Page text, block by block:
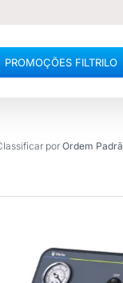
PROMOÇÕES FILTRILO
porOrdem